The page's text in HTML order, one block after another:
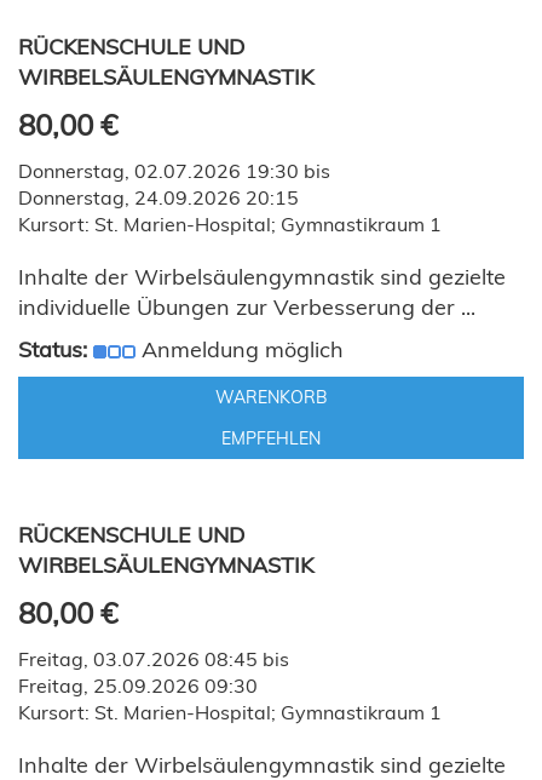
RÜCKENSCHULE UND
WIRBELSÄULENGYMNASTIK
80,00 €
Donnerstag, 02.07.2026 19:30 bis
Donnerstag, 24.09.2026 20:15
Kursort: St. Marien-Hospital; Gymnastikraum 1
Inhalte der Wirbelsäulengymnastik sind gezielte
individuelle Übungen zur Verbesserung der ...
Status:
Anmeldung möglich
WARENKORB
EMPFEHLEN
RÜCKENSCHULE UND
WIRBELSÄULENGYMNASTIK
80,00 €
Freitag, 03.07.2026 08:45 bis
Freitag, 25.09.2026 09:30
Kursort: St. Marien-Hospital; Gymnastikraum 1
Inhalte der Wirbelsäulengymnastik sind gezielte